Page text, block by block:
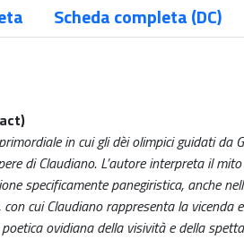
Scheda completa (DC)
in cui gli dèi olimpici guidati
di Claudiano. L’autore interpreta il
specificamente panegiristica, anche
cui Claudiano rappresenta la
ovidiana della visività e della